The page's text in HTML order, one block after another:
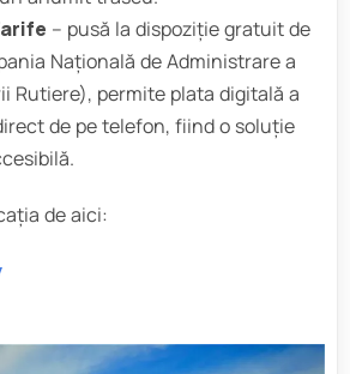
– pusă la dispoziție gratuit de
Națională de Administrare a
Rutiere), permite plata digitală a
de pe telefon, fiind o soluție
de aici: